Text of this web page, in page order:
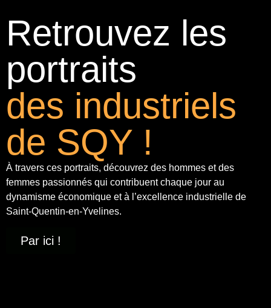
Retrouvez les
portraits
des industriels
de SQY !
À travers ces portraits, découvrez des hommes et des
femmes passionnés qui contribuent chaque jour au
dynamisme économique et à l’excellence industrielle de
Saint-Quentin-en-Yvelines.
Par ici !